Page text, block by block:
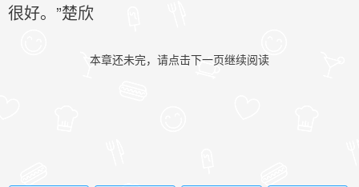
很好。”楚欣
本章还未完，请点击下一页继续阅读